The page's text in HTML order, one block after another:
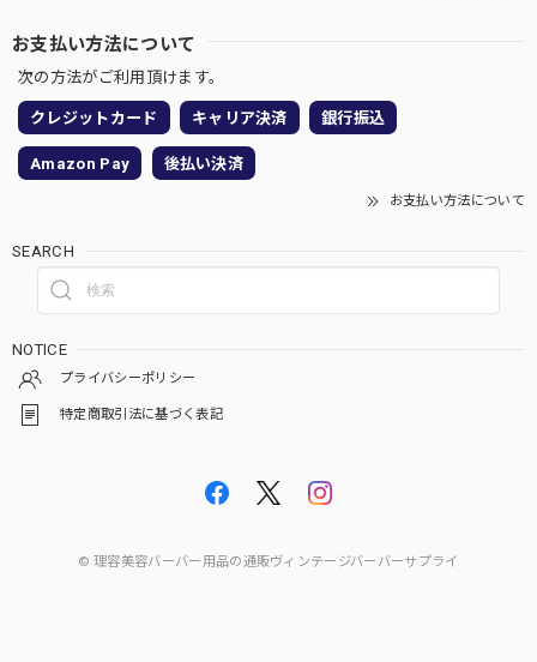
お支払い方法について
次の方法がご利用頂けます。
クレジットカード キャリア決済 銀行振込
Amazon Pay 後払い決済
お支払い方法について
SEARCH
NOTICE
プライバシーポリシー
特定商取引法に基づく表記
© 理容美容バーバー用品の通販ヴィンテージバーバーサプライ